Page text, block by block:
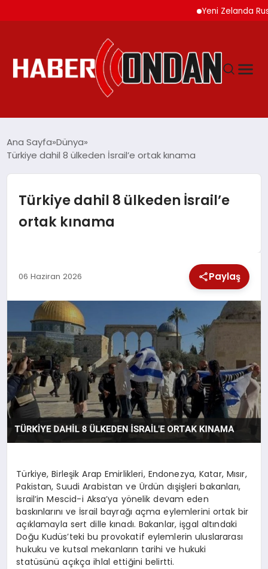
Yeni Zelanda
DÜNYA
SPOR
TEKNOLOJI
YAŞAM
Ana Sayfa Dünya
Türkiye dahil 8 ülkeden İsrail’e ortak kınama
Türkiye dahil 8 ülkeden İsrail’e
ortak kınama
06 Haziran 2026 Paylaş
Türkiye, Birleşik Arap Emirlikleri, Endonezya, Katar, Mısır,
Pakistan, Suudi Arabistan ve Ürdün dışişleri bakanları,
İsrail’in Mescid-i Aksa’ya yönelik devam eden
baskınlarını ve İsrail bayrağı açma eylemlerini ortak bir
açıklamayla sert dille kınadı. Bakanlar, işgal altındaki
Doğu Kudüs’teki bu provokatif eylemlerin uluslararası
hukuku ve kutsal mekanların tarihi ve hukuki
statüsünü açıkça ihlal ettiğini belirtti.